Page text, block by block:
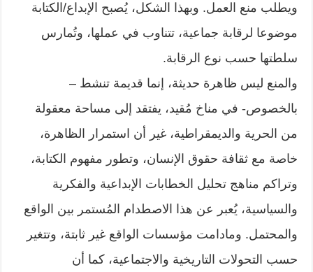
ويطلب منع العمل. وبهذا الشكل، يُصبح الإبداع/الكتابة
موضوعا لرقابة جماعية، تتناوب في عملها، وتُمارس
سلطتها حسب نوع الرقابة.
والمنع ليس ظاهرة حديثة، إنما قديمة تنشط –
بالخصوص- في مناخ مُقيد، يفتقد إلى مساحة معقولة
من الحرية والديمقراطية، غير أن استمرار الظاهرة،
خاصة مع ثقافة حقوق الإنسان، وتطور مفهوم الكتابة،
وتراكم مناهج تحليل الخطابات الإبداعية والفكرية
والسياسية، يُعبر عن هذا الاصطدام المُستمر بين الواقع
والمحتمل. ومادامت مؤسسات الواقع غير ثابتة، وتتغير
حسب التحولات التاريخية والاجتماعية، كما أن